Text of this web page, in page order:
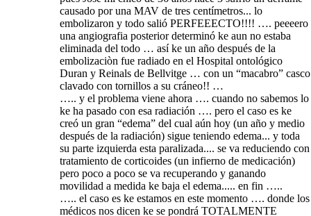
causado por una MAV de tres centímetros... lo
embolizaron y todo salió PERFEEECTO!!!! …. peeeero
una angiografia posterior determinó ke aun no estaba
eliminada del todo … así ke un año después de la
embolizaciòn fue radiado en el Hospital ontológico
Duran y Reinals de Bellvitge … con un “macabro” casco
clavado con tornillos a su cráneo!! …
….. y el problema viene ahora …. cuando no sabemos lo
ke ha pasado con esa radiación …. pero el caso es ke
creó un gran “edema” del cual aún hoy (un año y medio
después de la radiación) sigue teniendo edema... y toda
su parte izquierda esta paralizada.... se va reduciendo con
tratamiento de corticoides (un infierno de medicación)
pero poco a poco se va recuperando y ganando
movilidad a medida ke baja el edema..... en fin …..
….. el caso es ke estamos en este momento …. donde los
médicos nos dicen ke se pondrá TOTALMENTE